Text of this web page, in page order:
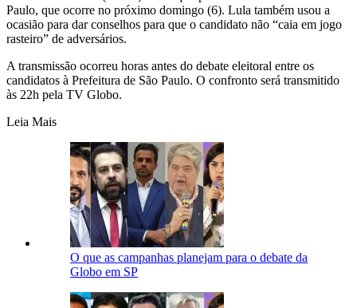
Paulo, que ocorre no próximo domingo (6). Lula também usou a
ocasião para dar conselhos para que o candidato não “caia em jogo
rasteiro” de adversários.
A transmissão ocorreu horas antes do debate eleitoral entre os
candidatos à Prefeitura de São Paulo. O confronto será transmitido
às 22h pela TV Globo.
Leia Mais
O que as campanhas planejam para o debate da
Globo em SP